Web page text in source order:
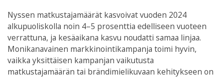
Nyssen matkustajamäärät kasvoivat vuoden 2024
alkupuoliskolla noin 4–5 prosenttia edelliseen vuoteen
verrattuna, ja kesäaikana kasvu noudatti samaa linjaa.
Monikanavainen markkinointikampanja toimi hyvin,
vaikka yksittäisen kampanjan vaikutusta
matkustajamäärän tai brändimielikuvaan kehitykseen on